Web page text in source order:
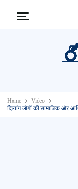
Home
Video
दिव्यांग लोगों की सामाजिक और